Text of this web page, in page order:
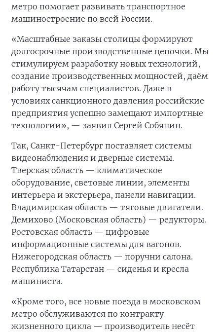
метро помогает развивать транспортное
машиностроение по всей России.
«Масштабные заказы столицы формируют
долгосрочные производственные цепочки. Мы
стимулируем разработку новых технологий,
создание производственных мощностей, даём
работу тысячам специалистов. Даже в
условиях санкционного давления российские
предприятия успешно замещают импортные
технологии», — заявил Сергей Собянин.
Так, Санкт-Петербург поставляет системы
видеонаблюдения и дверные системы.
Тверская область — климатическое
оборудование, световые линии, элементы
интерьера и экстерьера, панели навигации.
Владимирская область — тяговые двигатели.
Демихово (Московская область) — редукторы.
Ростовская область — цифровые
информационные системы для вагонов.
Нижегородская область — поручни салона.
Республика Татарстан — сиденья и кресла
машиниста.
«Кроме того, все новые поезда в московском
метро обслуживаются по контракту
жизненного цикла — производитель несёт